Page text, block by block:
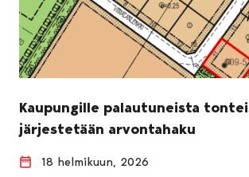
Kaupungille palautuneista
järjestetään arvontahaku
18 helmikuun, 2026